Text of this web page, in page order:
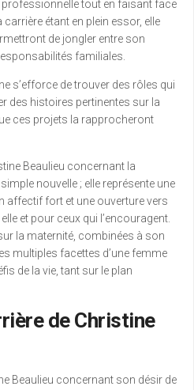
professionnelle tout en faisant face
étant en plein essor, elle
de jongler entre son
familiales.
s’efforce de trouver des rôles qui
des histoires pertinentes sur la
ces projets la rapprocheront
Beaulieu concernant la
nouvelle ; elle représente une
affectif fort et une ouverture vers
et pour ceux qui l’encouragent.
la maternité, combinées à son
multiples facettes d’une femme
de la vie, tant sur le plan
de Christine
Beaulieu concernant son désir de